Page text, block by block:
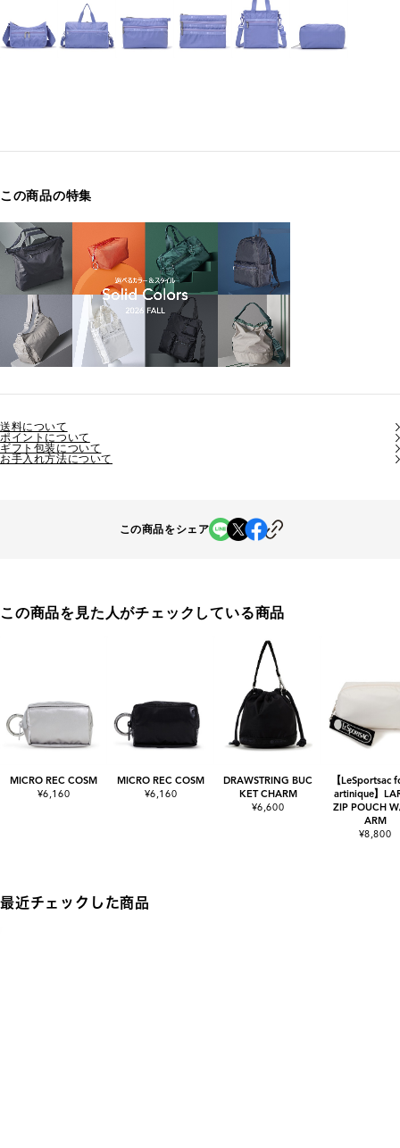
この商品の特集
送料について
ポイントについて
ギフト包装について
お手入れ方法について
この商品をシェア
この商品を見た人がチェックしている商品
MICRO REC COSM
¥6,160
MICRO REC COSM
¥6,160
DRAWSTRING BUC
KET CHARM
¥6,600
【LeSportsac
artinique】
ZIP POUCH
ARM
¥8,800
最近チェックした商品